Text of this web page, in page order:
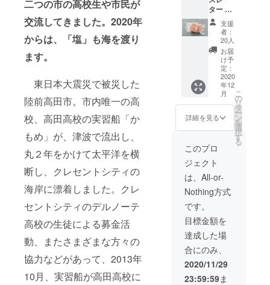
二つの市の高校生や市民が
交流してきました。2020年
からは、「塩」も海を渡り
ます。
東日本大震災で被災した
陸前高田市。市内唯一の高
校、高田高校の実習船「か
もめ」が、津波で流出し、
丸２年をかけて太平洋を横
断し、クレセントシティの
海岸に漂着しました。クレ
セントシティのデルノーテ
高校の生徒による募金活
動、またさまざまな方々の
協力などがあって、2013年
10月、実習船が高田高校に
トシ
ティ用
と同じ
塩で仕
込んだ
ハム
（250g
） 村上
製材所
の木製
コース
ター＆
（5セッ
ト）
「かも
め号」
をモ
チーフ
にした
までも
ともだ
ちでい
よう
ね』
ター ク
レセン
トシ
ティ用
と同じ
塩で仕
込んだ
手づく
りハム
（250g
×2） 陸
前高田
でつく
られた
塩
支援
者：
20人
お届
け予
定：
2020
年12
月
詳細を見る
こ
の
リ
タ
ー
ン
を
選
択
す
る
このプロ
ジェクト
は、All-or-
Nothing方式
です。
目標金額を
達成した場
合にのみ、
2020/11/29
23:59:59ま